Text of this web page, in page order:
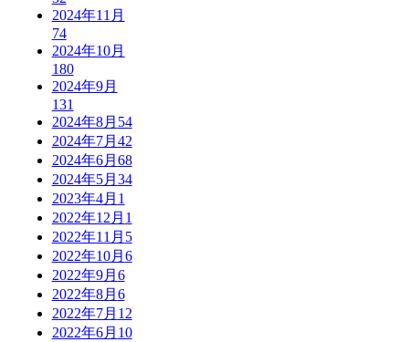
2024年11月
74
2024年10月
180
2024年9月
131
2024年8月 54
2024年7月 42
2024年6月 68
2024年5月 34
2023年4月 1
2022年12月 1
2022年11月 5
2022年10月 6
2022年9月 6
2022年8月 6
2022年7月 12
2022年6月 10